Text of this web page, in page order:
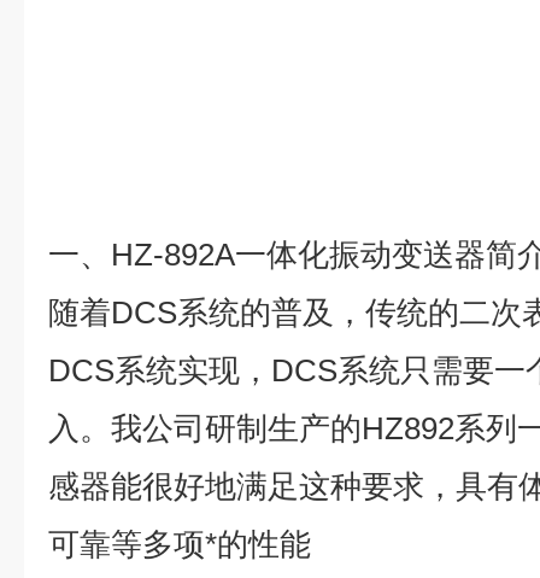
一、HZ-892A一体化振动变送器简
随着DCS系统的普及，传统的二次
DCS系统实现，DCS系统只需要一
入。我公司研制生产的HZ892系列
感器能很好地满足这种要求，具有
可靠等多项*的性能